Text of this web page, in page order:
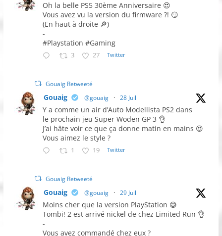
Oh la belle PS5 30ème Anniversaire 😍
Vous avez vu la version du firmware ?! 😏
(En haut à droite 🔎)
-
#Playstation #Gaming
3 27 Twitter
Gouaig Retweeté
Gouaig @gouaig · 28 Juil
Y a comme un air d’Auto Modellista PS2 dans
le prochain jeu Super Woden GP 3 👌
J’ai hâte voir ce que ça donne matin en mains 😍
Vous aimez le style ?
1 19 Twitter
Gouaig Retweeté
Gouaig @gouaig · 29 Juil
Moins cher que la version PlayStation 😅
Tombi! 2 est arrivé nickel de chez Limited Run 👌
-
Vous avez commandé chez eux ?